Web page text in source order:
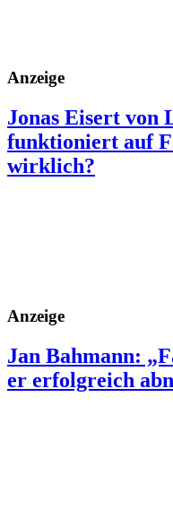
Anzeige
Jonas Eisert von
funktioniert auf
wirklich?
Anzeige
Jan Bahmann:
er erfolgreich